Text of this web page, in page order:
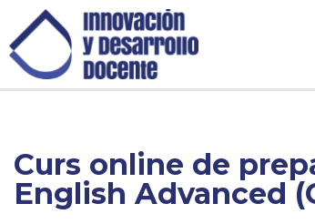
Curs online de
English Advanced